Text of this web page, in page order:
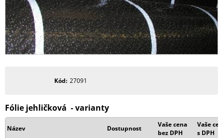
Kód 27091
Fólie jehličková - varianty
Název Dostupnost
Vaše cena
bez DPH
Vaše
s DPH